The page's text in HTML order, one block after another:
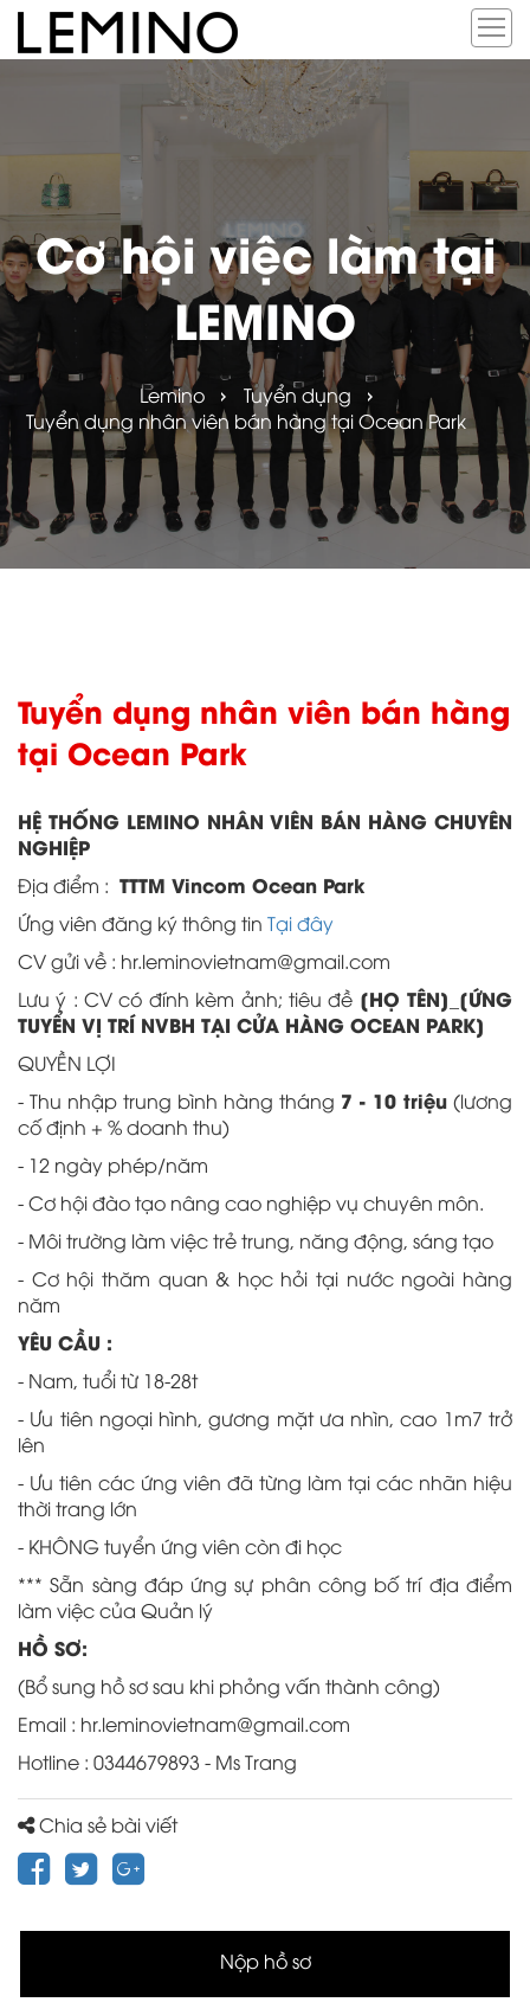
Cơ hội việc làm tại
LEMINO
Lemino
Tuyển dụng
Tuyển dụng nhân viên bán hàng tại Ocean Park
Tuyển dụng nhân viên bán hàng
tại Ocean Park
HỆ THỐNG LEMINO NHÂN VIÊN BÁN HÀNG CHUYÊN
NGHIỆP
Địa điểm : TTTM Vincom Ocean Park
Ứng viên đăng ký thông tin Tại đây
CV gửi về : hr.leminovietnam@gmail.com
Lưu ý : CV có đính kèm ảnh; tiêu đề [HỌ TÊN]_[ỨNG
TUYỂN VỊ TRÍ NVBH TẠI CỬA HÀNG OCEAN PARK]
QUYỀN LỢI
- Thu nhập trung bình hàng tháng 7 - 10 triệu (lương
cố định + % doanh thu)
- 12 ngày phép/năm
- Cơ hội đào tạo nâng cao nghiệp vụ chuyên môn.
- Môi trường làm việc trẻ trung, năng động, sáng tạo
- Cơ hội thăm quan & học hỏi tại nước ngoài hàng
năm
YÊU CẦU :
- Nam, tuổi từ 18-28t
- Ưu tiên ngoại hình, gương mặt ưa nhìn, cao 1m7 trở
lên
- Ưu tiên các ứng viên đã từng làm tại các nhãn hiệu
thời trang lớn
- KHÔNG tuyển ứng viên còn đi học
*** Sẵn sàng đáp ứng sự phân công bố trí địa điểm
làm việc của Quản lý
HỒ SƠ:
(Bổ sung hồ sơ sau khi phỏng vấn thành công)
Email : hr.leminovietnam@gmail.com
Hotline : 0344679893 - Ms Trang
Chia sẻ bài viết
Nộp hồ sơ